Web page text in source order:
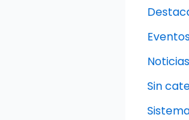
Noticias
Sin